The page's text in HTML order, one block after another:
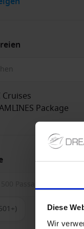
Diese
Wir
Cruises
Package